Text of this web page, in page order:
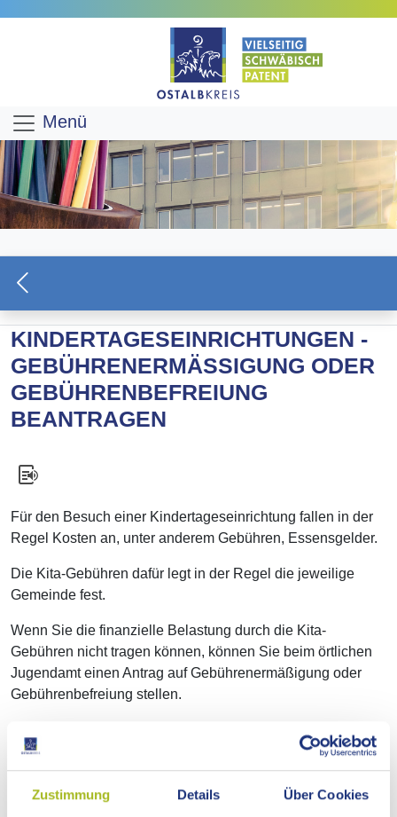
Zustimmung Details Über Cookies
Menü
KINDERTAGESEINRICHTUNGEN -
GEBÜHRENERMÄSSIGUNG ODER G
EBÜHRENBEFREIUNG B
EANTRAGEN
Für den Besuch einer Kindertageseinrichtung fallen in der
Regel Kosten an, unter anderem Gebühren, Essensgelder.
Die Kita-Gebühren dafür legt in der Regel die jeweilige
Gemeinde fest.
Wenn Sie die finanzielle Belastung durch die Kita-
Gebühren nicht tragen können, können Sie beim örtlichen
Jugendamt einen Antrag auf Gebührenermäßigung oder
Gebührenbefreiung stellen.
Einkommens ab. Sie ist für alle Arten von
Kindertageseinrichtungen möglich, z.B. Kinderkrippe,
Kindergarten, Hort.